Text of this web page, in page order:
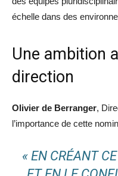
échelle dans des
Une ambition
direction
Olivier de Berranger,
l’importance de cette
« EN CRÉANT